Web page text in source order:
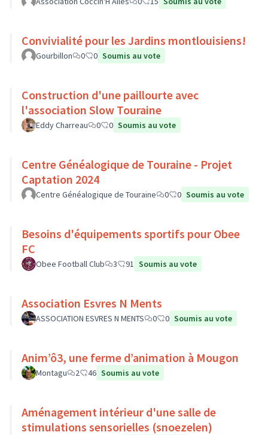
Convivialité pour les Jardins montlouisiens!
Gourbillon 0 0 Soumis au vote
Construction d'une paillourte avec
l'association Slow Touraine
Eddy Charreau 0 0 Soumis au vote
Centre Généalogique de Touraine - Projet
Captation 2024
Centre Généalogique de Touraine 0 0 Soumis au vote
Besoins d'équipements sportifs pour Obee
FC
Obee Football Club 3 91 Soumis au vote
Association Esvres N Ments
ASSOCIATION ESVRES N MENTS 0 0 Soumis au vote
Anim’ô3, une ferme d’animation à Mougon
Montagu 2 46 Soumis au vote
Aménagement intérieur d'une salle de
stimulations sensorielles (snoezelen)